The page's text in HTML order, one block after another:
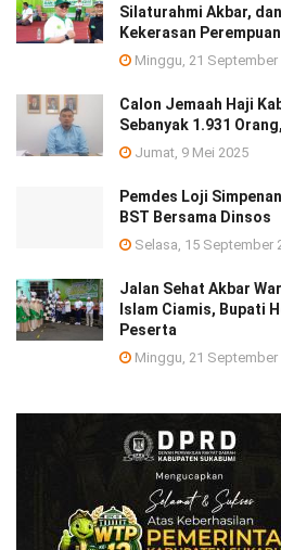
Silaturahmi Akbar,
Kekerasan
Minggu, 21 September
Calon Jemaah Haji
Sebanyak 1.931
Jumat, 9 Mei 2025
Pemdes Loji
BST Bersama Dinsos
Selasa, 15 September
Jalan Sehat Akbar
Islam Ciamis, Bupati
Peserta
Minggu, 21 September